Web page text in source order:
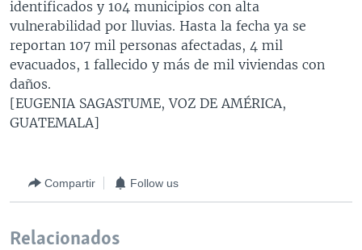
identificados y 104 municipios con alta
vulnerabilidad por lluvias. Hasta la fecha ya se
reportan 107 mil personas afectadas, 4 mil
evacuados, 1 fallecido y más de mil viviendas con
daños.
[EUGENIA SAGASTUME, VOZ DE AMÉRICA,
GUATEMALA]
Compartir Follow us
Relacionados